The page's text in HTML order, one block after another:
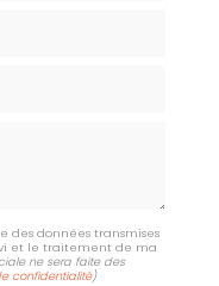
des données transmises
et le traitement de ma
ne sera faite des
confidentialité)